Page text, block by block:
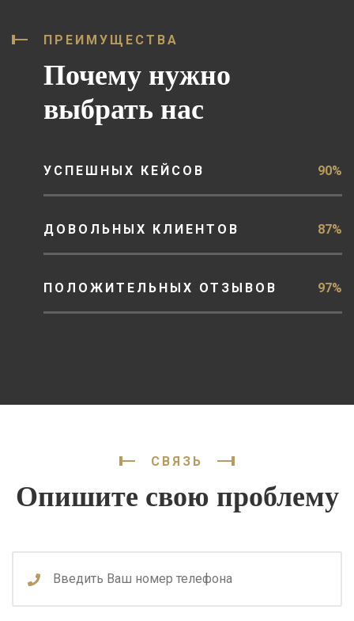
ПРЕИМУЩЕСТВА
Почему нужно
выбрать нас
УСПЕШНЫХ КЕЙСОВ 90%
ДОВОЛЬНЫХ КЛИЕНТОВ 87%
ПОЛОЖИТЕЛЬНЫХ ОТЗЫВОВ 97%
СВЯЗЬ
Опишите свою проблему